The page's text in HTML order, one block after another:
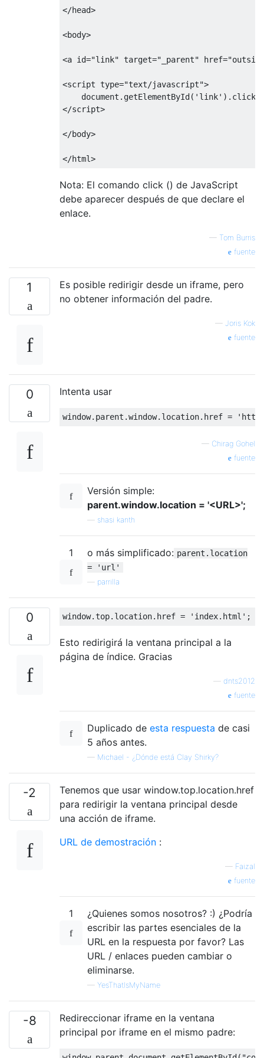
</head>
<body>
<a id="link" target="_parent" href=
<script type="text/javascript">
    document
. getElementById( 'link' ). click
</script>
</body>
</html>
Nota: El comando click () de JavaScript
debe aparecer después de que declare el
enlace.
— Tom Burris
fuente
1
Es posible redirigir desde un iframe, pero
no obtener información del padre.
— Joris Kok
fuente
0 Intenta usar
window. parent .window. location. href =
— Chirag Gohel
fuente
Versión simple:
parent.window.location = '<URL>';
shasi kanth
1 o más simplificado: parent.location
= 'url'
parrilla
0 window.top. location. href = 'index.html' ;
Esto redirigirá la ventana principal a la
página de índice. Gracias
dnts2012
fuente
Duplicado de esta respuesta de casi
5 años antes.
— Michael - ¿Dónde está Clay Shirky?
-2
Tenemos que usar window.top.location.href
para redirigir la ventana principal desde
una acción de iframe.
URL de demostración :
— Faizal
fuente
1
¿Quienes somos nosotros? :) ¿Podría
escribir las partes esenciales de la
URL en la respuesta por favor? Las
URL / enlaces pueden cambiar o
eliminarse.
— YesThatIsMyName
-8
Redireccionar iframe en la ventana
principal por iframe en el mismo padre: